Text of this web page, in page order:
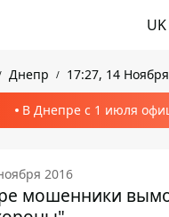
UK
Днепр 17:27, 14
В Днепре с 1 июля
2016
мошенники